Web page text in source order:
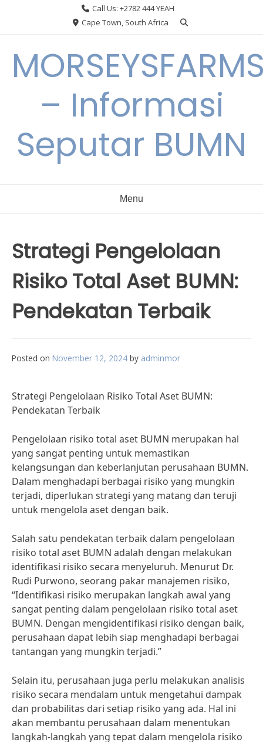
Call Us: +2782 444 YEAH
Cape Town, South Africa
– Informasi
Seputar BUMN
Menu
Strategi Pengelolaan
Risiko Total Aset BUMN:
Pendekatan Terbaik
Posted on November 12, 2024 by adminmor
Strategi Pengelolaan Risiko Total Aset BUMN:
Pendekatan Terbaik
Pengelolaan risiko total aset BUMN merupakan hal
yang sangat penting untuk memastikan
kelangsungan dan keberlanjutan perusahaan BUMN.
Dalam menghadapi berbagai risiko yang mungkin
terjadi, diperlukan strategi yang matang dan teruji
untuk mengelola aset dengan baik.
Salah satu pendekatan terbaik dalam pengelolaan
risiko total aset BUMN adalah dengan melakukan
identifikasi risiko secara menyeluruh. Menurut Dr.
Rudi Purwono, seorang pakar manajemen risiko,
“Identifikasi risiko merupakan langkah awal yang
sangat penting dalam pengelolaan risiko total aset
BUMN. Dengan mengidentifikasi risiko dengan baik,
perusahaan dapat lebih siap menghadapi berbagai
tantangan yang mungkin terjadi.”
Selain itu, perusahaan juga perlu melakukan analisis
risiko secara mendalam untuk mengetahui dampak
dan probabilitas dari setiap risiko yang ada. Hal ini
akan membantu perusahaan dalam menentukan
langkah-langkah yang tepat dalam mengelola risiko